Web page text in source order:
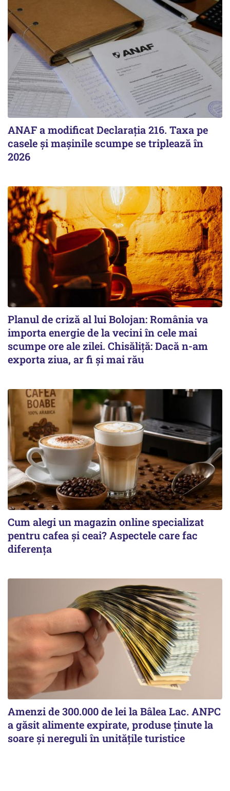
ANAF a modificat Declarația 216. Taxa pe
casele și mașinile scumpe se triplează în
2026
Planul de criză al lui Bolojan: România va
importa energie de la vecini în cele mai
scumpe ore ale zilei. Chisăliță: Dacă n-am
exporta ziua, ar fi și mai rău
Cum alegi un magazin online specializat
pentru cafea și ceai? Aspectele care fac
diferența
Amenzi de 300.000 de lei la Bâlea Lac. ANPC
a găsit alimente expirate, produse ținute la
soare și nereguli în unitățile turistice